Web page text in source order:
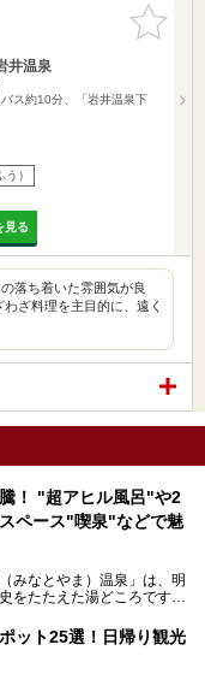
お気に入
りに追加
井温泉
ス約10分、「岩井温泉下
）
見る
落ち着いた雰囲気が良
ざ料理を主目的に、遠く
！ "超アヒル風呂"や2
ペース"喫泉"などで魅
みなとやま）温泉」は、明
をたたえた湯どころです。
らに、ゆったりくつろげて
スも人気に。斬新な企画や
温泉の魅力をリポートしま
ット25選！日帰り観光